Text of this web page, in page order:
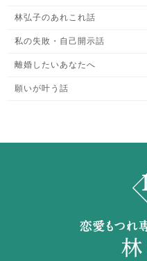
林弘子のあれこれ話
私の失敗・自己開示話
離婚したいあなたへ
願いが叶う話